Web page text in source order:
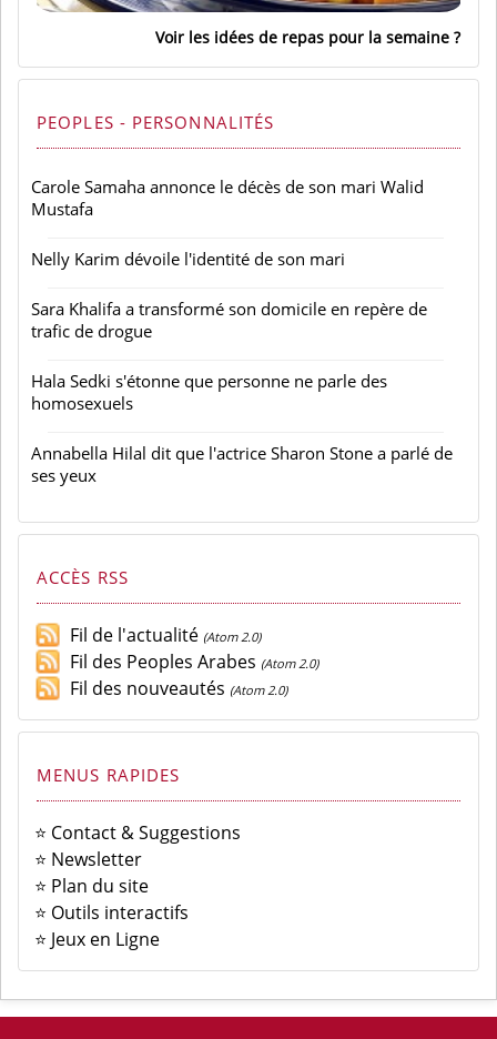
Voir les idées de repas pour la semaine
PEOPLES - PERSONNALITÉS
Carole Samaha annonce le décès de son mari Walid
Mustafa
Nelly Karim dévoile l'identité de son mari
Sara Khalifa a transformé son domicile en repère de
trafic de drogue
Hala Sedki s'étonne que personne ne parle des
homosexuels
Annabella Hilal dit que l'actrice Sharon Stone a parlé de
ses yeux
ACCÈS RSS
Fil de l'actualité (Atom 2.0)
Fil des Peoples Arabes (Atom 2.0)
Fil des nouveautés (Atom 2.0)
MENUS RAPIDES
⭐ Contact & Suggestions
⭐ Newsletter
⭐ Plan du site
⭐ Outils interactifs
⭐ Jeux en Ligne